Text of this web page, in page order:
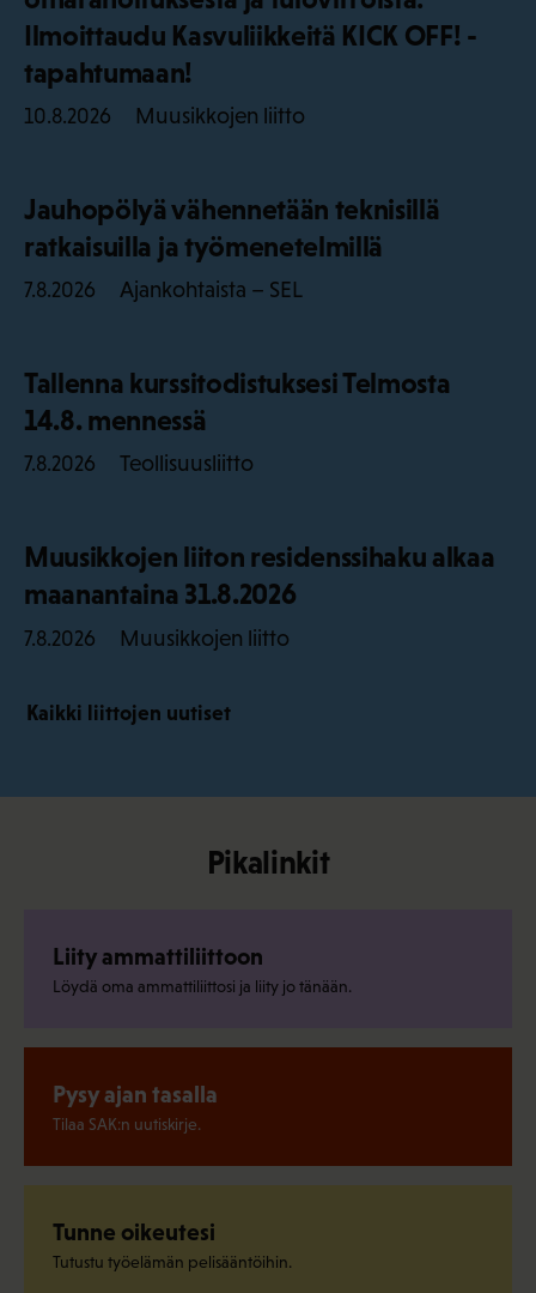
Ilmoittaudu Kasvuliikkeitä KICK OFF! -
tapahtumaan!
10.8.2026 Muusikkojen liitto
Jauhopölyä vähennetään teknisillä
ratkaisuilla ja työmenetelmillä
7.8.2026 Ajankohtaista – SEL
Tallenna kurssitodistuksesi Telmosta
14.8. mennessä
7.8.2026 Teollisuusliitto
Muusikkojen liiton residenssihaku alkaa
maanantaina 31.8.2026
7.8.2026 Muusikkojen liitto
Kaikki liittojen uutiset
Pikalinkit
Liity ammattiliittoon
Löydä oma ammattiliittosi ja liity jo tänään.
Pysy ajan tasalla
Tilaa SAK:n uutiskirje.
Tunne oikeutesi
Tutustu työelämän pelisääntöihin.